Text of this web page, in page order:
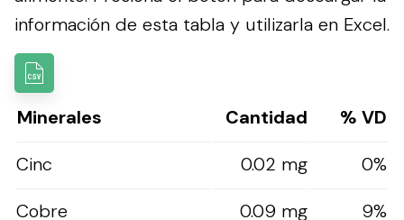
información de esta tabla y utilizarla en Excel.
Minerales Cantidad
% VD
Cinc
0.02 mg
0%
Cobre
0.09 mg
9%